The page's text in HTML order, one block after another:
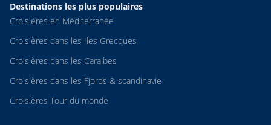
Destinations les plus populaires
Croisières en Méditerranée
Croisières dans les Iles Grecques
Croisières dans les Caraibes
Croisières dans les Fjords & scandinavie
Croisières Tour du monde